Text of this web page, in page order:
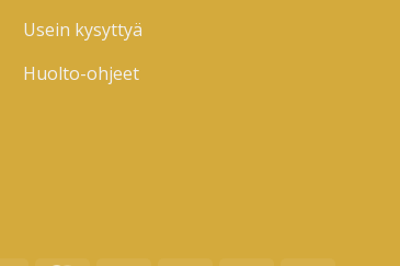
Usein kysyttyä
Huolto-ohjeet